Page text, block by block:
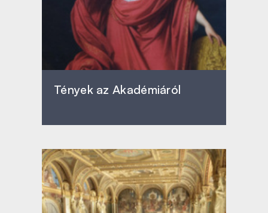
Tények az Akadémiáról